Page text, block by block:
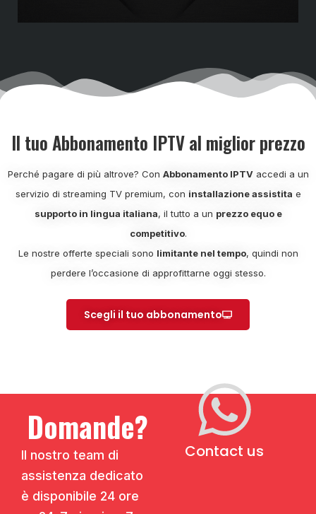
Il tuo Abbonamento IPTV al miglior prezzo
Perché pagare di più altrove? Con Abbonamento IPTVaccedi a un
servizio di streaming TV premium, con installazione assistita e
supporto in lingua italiana, il tutto a un prezzo equo e
competitivo.
Le nostre offerte speciali sono limitante nel tempo, quindi non
perdere l’occasione di approfittarne oggi stesso.
Scegli il tuo abbonamento
Domande?
Il nostro team di
assistenza dedicato
è disponibile 24 ore
Contact us